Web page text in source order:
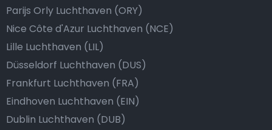
Parijs Orly Luchthaven (ORY)
Nice Côte d'Azur Luchthaven (NCE)
Lille Luchthaven (LIL)
Düsseldorf Luchthaven (DUS)
Frankfurt Luchthaven (FRA)
Eindhoven Luchthaven (EIN)
Dublin Luchthaven (DUB)